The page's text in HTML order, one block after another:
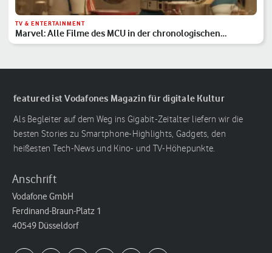
TV & ENTERTAINMENT
Marvel: Alle Filme des MCU in der chronologischen
Reihenfolge
featured ist Vodafones Magazin für digitale Kultur
Als Begleiter auf dem Weg ins Gigabit-Zeitalter liefern wir die
besten Stories zu Smartphone-Highlights, Gadgets, den
heißesten Tech-News und Kino- und TV-Höhepunkte.
Anschrift
Vodafone GmbH
Ferdinand-Braun-Platz 1
40549 Düsseldorf